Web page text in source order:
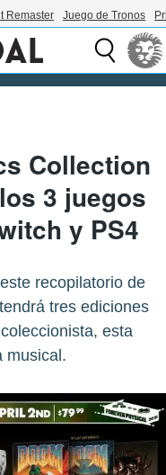
Remaster Juego de Tronos
Collection
3 juegos
y PS4
recopilatorio de
tres ediciones
esta
musical.